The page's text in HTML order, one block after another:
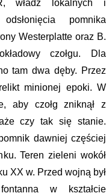
władz lokalnych i
pomnika
Westerplatte oraz B.
czołgu. Dla
tam dwa dęby. Przez
minionej epoki. W
aby czołg zniknął z
czy tak się stanie.
dawniej częściej
Teren zieleni wokół
XX w. Przed wojną był
w kształcie